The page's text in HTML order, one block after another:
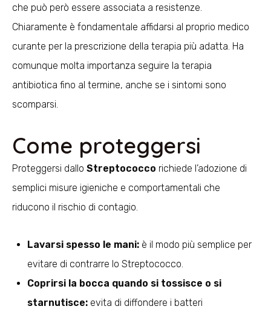
che può però essere associata a resistenze.
Chiaramente è fondamentale affidarsi al proprio medico
curante per la prescrizione della terapia più adatta. Ha
comunque molta importanza seguire la terapia
antibiotica fino al termine, anche se i sintomi sono
scomparsi.
Come proteggersi
Proteggersi dallo Streptococco richiede l’adozione di
semplici misure igieniche e comportamentali che
riducono il rischio di contagio.
Lavarsi spesso le mani: è il modo più semplice per
evitare di contrarre lo Streptococco.
Coprirsi la bocca quando si tossisce o si
starnutisce: evita di diffondere i batteri